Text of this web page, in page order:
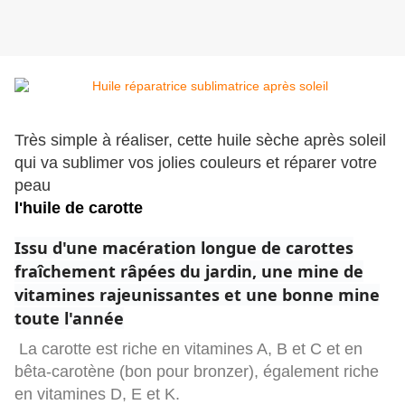
Très simple à réaliser, cette huile sèche après soleil
qui va sublimer vos jolies couleurs et réparer votre
peau
l'huile de carotte
Issu d'une macération longue de carottes
fraîchement râpées du jardin, une mine de
vitamines rajeunissantes et une bonne mine
toute l'année
La carotte est riche en vitamines A, B et C et en
bêta-carotène (bon pour bronzer), également riche
en vitamines D, E et K.